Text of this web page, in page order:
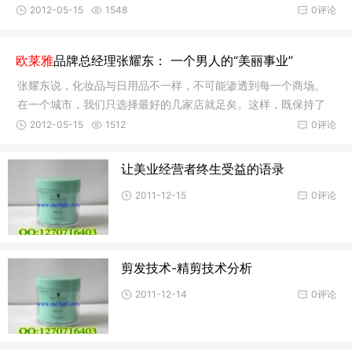
公司都有
0评论
2012-05-15 1548
欧莱雅品牌总经理张耀东： 一个男人的“美丽事业”
张耀东说，化妆品与日用品不一样，不可能渗透到每一个商场。
在一个城市，我们只选择最好的几家店就足矣。这样，既保持了
形象，又
0评论
2012-05-15 1512
让美业经营者终生受益的语录
0评论
2011-12-15
剪发技术-精剪技术分析
0评论
2011-12-14